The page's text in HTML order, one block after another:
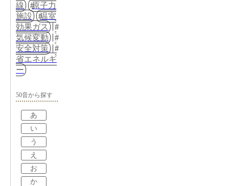
線
原子力
施設
温室
効果ガス
気候変動
安全対策
省エネルギ
ー
50音から探す
あ
い
う
え
お
か